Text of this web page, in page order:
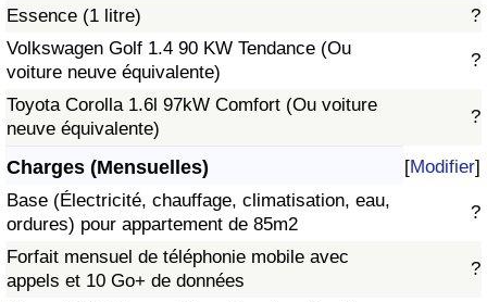
Essence (1 litre)
?
Volkswagen Golf 1.4 90 KW Tendance (Ou
voiture neuve équivalente)
?
Toyota Corolla 1.6l 97kW Comfort (Ou voiture
neuve équivalente)
?
Charges (Mensuelles) [Modifier]
Base (Électricité, chauffage, climatisation, eau,
ordures) pour appartement de 85m2
?
Forfait mensuel de téléphonie mobile avec
appels et 10 Go+ de données
?